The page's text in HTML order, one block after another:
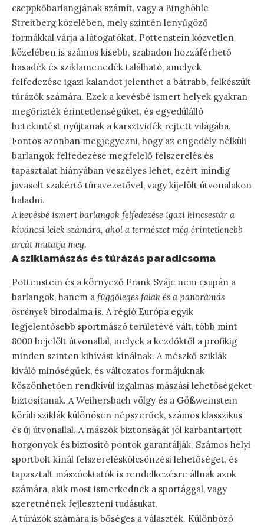
cseppkőbarlangjának számít, vagy a Binghöhle
Streitberg közelében, mely szintén lenyűgöző
formákkal várja a látogatókat. Pottenstein közvetlen
közelében is számos kisebb, szabadon hozzáférhető
hasadék és sziklamenedék található, amelyek
felfedezése igazi kalandot jelenthet a bátrabb, felkészült
túrázók számára. Ezek a kevésbé ismert helyek gyakran
megőrizték érintetlenségüket, és egyedülálló
betekintést nyújtanak a karsztvidék rejtett világába.
Fontos azonban megjegyezni, hogy az engedély nélküli
barlangok felfedezése megfelelő felszerelés és
tapasztalat hiányában veszélyes lehet, ezért mindig
javasolt szakértő túravezetővel, vagy kijelölt útvonalakon
haladni.
A kevésbé ismert barlangok felfedezése igazi kincsestár a
kíváncsi lélek számára, ahol a természet még érintetlenebb
arcát mutatja meg.
A sziklamászás és túrázás paradicsoma
Pottenstein és a környező Frank Svájc nem csupán a
barlangok, hanem a függőleges falak és a panorámás
ösvények birodalma is. A régió Európa egyik
legjelentősebb sportmászó területévé vált, több mint
8000 bejelölt útvonallal, melyek a kezdőktől a profikig
minden szinten kihívást kínálnak. A mészkő sziklák
kiváló minőségűek, és változatos formájuknak
köszönhetően rendkívül izgalmas mászási lehetőségeket
biztosítanak. A Weihersbach völgy és a Gößweinstein
körüli sziklák különösen népszerűek, számos klasszikus
és új útvonallal. A mászók biztonságát jól karbantartott
horgonyok és biztosító pontok garantálják. Számos helyi
sportbolt kínál felszereléskölcsönzési lehetőséget, és
tapasztalt mászóoktatók is rendelkezésre állnak azok
számára, akik most ismerkednek a sportággal, vagy
szeretnének fejleszteni tudásukat.
A túrázók számára is bőséges a választék. Különböző